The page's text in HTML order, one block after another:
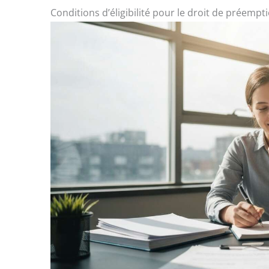
Conditions d’éligibilité pour le droit de